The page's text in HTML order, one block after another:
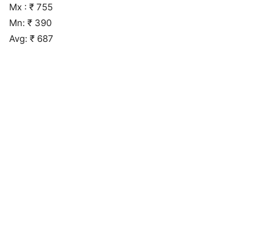
Mx : ₹ 755
Mn: ₹ 390
Avg: ₹ 687